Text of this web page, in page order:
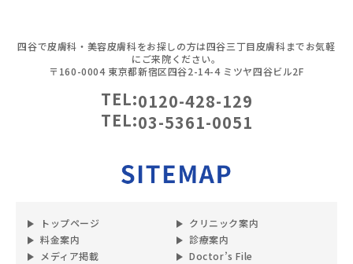
四谷で皮膚科・美容皮膚科をお探しの方は四谷三丁目皮膚科までお気軽
にご来院ください。
〒160-0004 東京都新宿区四谷2-14-4 ミツヤ四谷ビル2F
TEL:0120-428-129
TEL:03-5361-0051
トップページ
クリニック案内
料金案内
診療案内
メディア掲載
Doctor’s File